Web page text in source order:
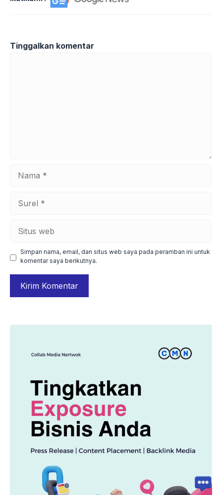
Tinggalkan komentar
web
Simpan nama, email, dan situs web saya pada peramban ini untuk
komentar saya berikutnya.